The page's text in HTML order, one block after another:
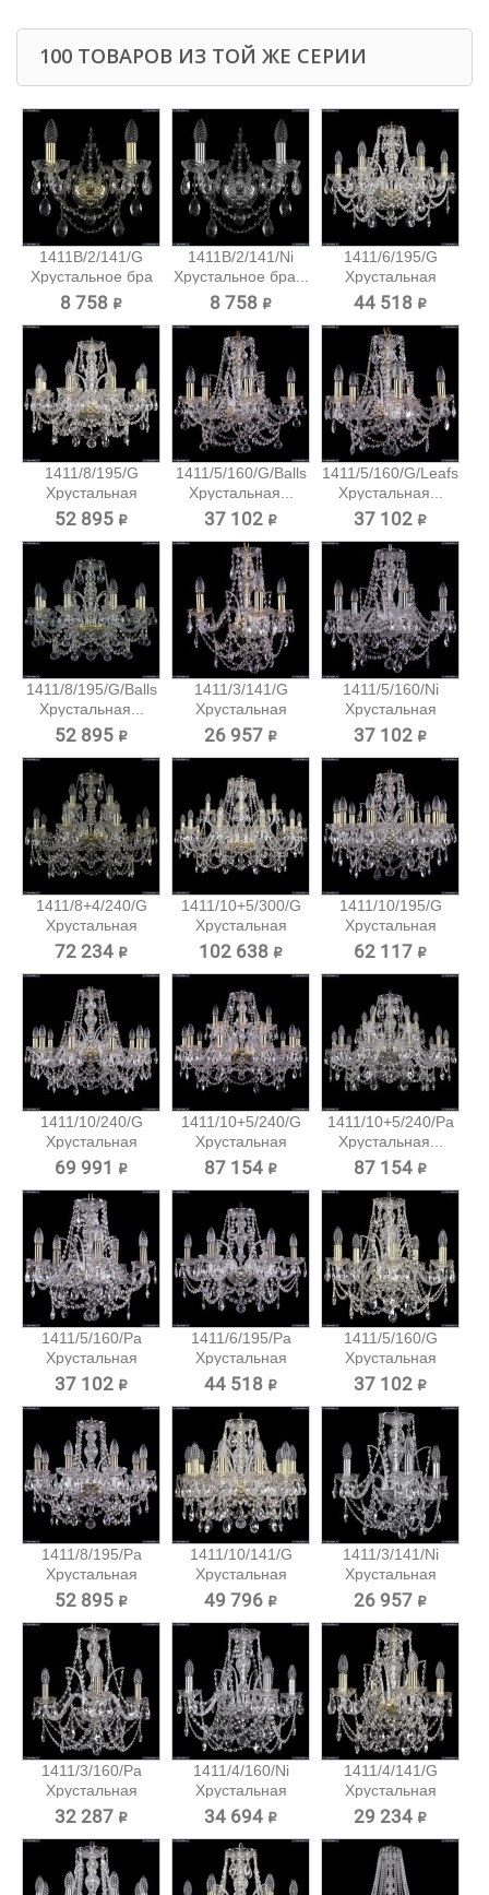
100 ТОВАРОВ ИЗ ТОЙ ЖЕ СЕРИИ
1411B/2/141/G
Хрустальное бра
Bohemia...
8 758 ₽
1411B/2/141/Ni
Хрустальное бра...
8 758 ₽
1411/6/195/G
Хрустальная
подвесная...
44 518 ₽
1411/8/195/G
Хрустальная
подвесная...
52 895 ₽
1411/5/160/G/Balls
Хрустальная...
37 102 ₽
1411/5/160/G/Leafs
Хрустальная...
37 102 ₽
1411/8/195/G/Balls
Хрустальная...
52 895 ₽
1411/3/141/G
Хрустальная
подвесная...
26 957 ₽
1411/5/160/Ni
Хрустальная
подвесная...
37 102 ₽
1411/8+4/240/G
Хрустальная
подвесная...
72 234 ₽
1411/10+5/300/G
Хрустальная
подвесная...
102 638 ₽
1411/10/195/G
Хрустальная
подвесная...
62 117 ₽
1411/10/240/G
Хрустальная
подвесная...
69 991 ₽
1411/10+5/240/G
Хрустальная
подвесная...
87 154 ₽
1411/10+5/240/Pa
Хрустальная...
87 154 ₽
1411/5/160/Pa
Хрустальная
подвесная...
37 102 ₽
1411/6/195/Pa
Хрустальная
подвесная...
44 518 ₽
1411/5/160/G
Хрустальная
подвесная...
37 102 ₽
1411/8/195/Pa
Хрустальная
подвесная...
52 895 ₽
1411/10/141/G
Хрустальная
подвесная...
49 796 ₽
1411/3/141/Ni
Хрустальная
подвесная...
26 957 ₽
1411/3/160/Pa
Хрустальная
подвесная...
32 287 ₽
1411/4/160/Ni
Хрустальная
подвесная...
34 694 ₽
1411/4/141/G
Хрустальная
подвесная...
29 234 ₽